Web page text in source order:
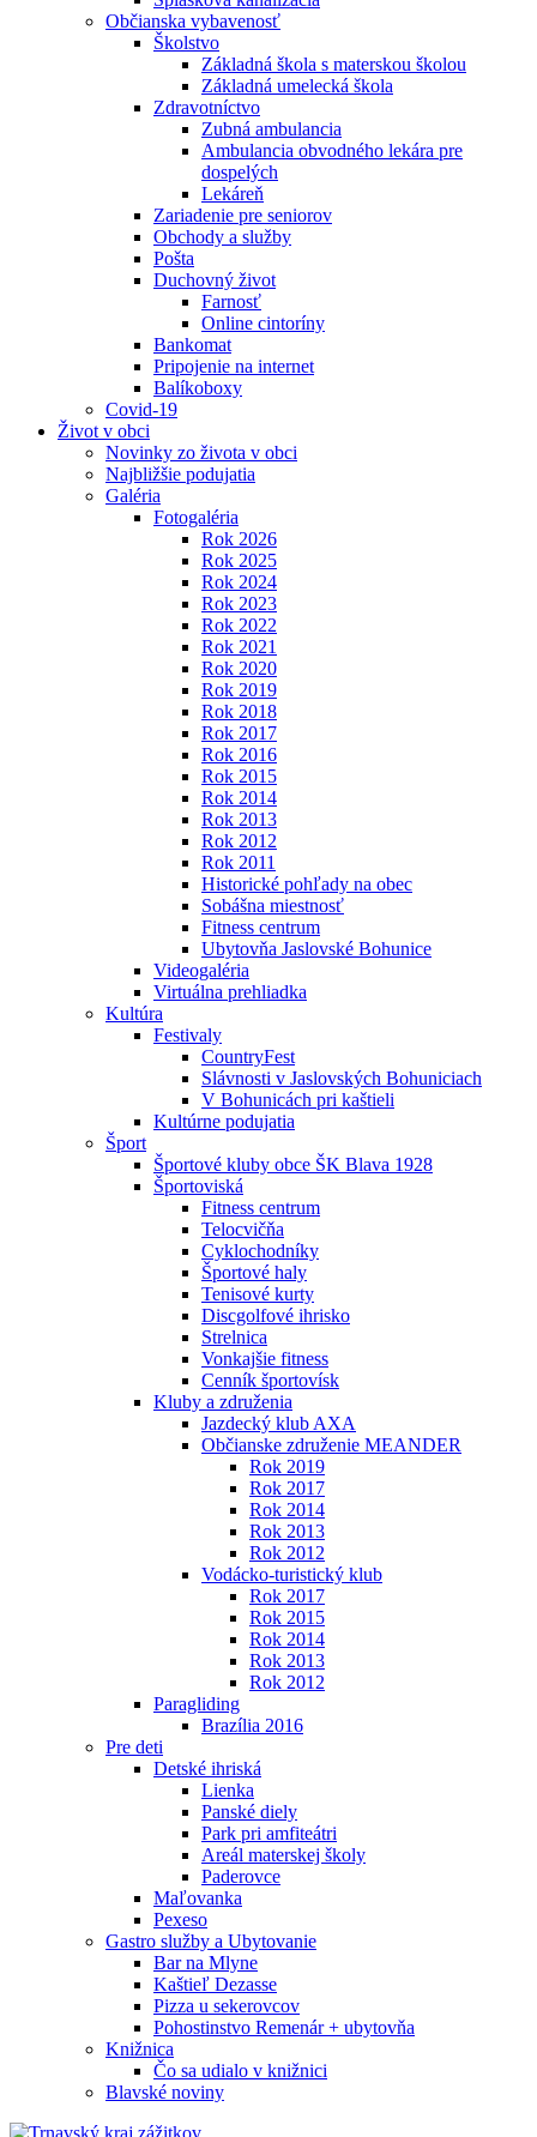
Občianska vybavenosť
Školstvo
Základná škola s materskou školou
Základná umelecká škola
Zdravotníctvo
Zubná ambulancia
Ambulancia obvodného lekára pre
dospelých
Lekáreň
Zariadenie pre seniorov
Obchody a služby
Pošta
Duchovný život
Farnosť
Online cintoríny
Bankomat
Pripojenie na internet
Balíkoboxy
Covid-19
Život v obci
Novinky zo života v obci
Najbližšie podujatia
Galéria
Fotogaléria
Rok 2026
Rok 2025
Rok 2024
Rok 2023
Rok 2022
Rok 2021
Rok 2020
Rok 2019
Rok 2018
Rok 2017
Rok 2016
Rok 2015
Rok 2014
Rok 2013
Rok 2012
Rok 2011
Historické pohľady na obec
Sobášna miestnosť
Fitness centrum
Ubytovňa Jaslovské Bohunice
Videogaléria
Virtuálna prehliadka
Kultúra
Festivaly
CountryFest
Slávnosti v Jaslovských Bohuniciach
V Bohunicách pri kaštieli
Kultúrne podujatia
Šport
Športové kluby obce ŠK Blava 1928
Športoviská
Fitness centrum
Telocvičňa
Cyklochodníky
Športové haly
Tenisové kurty
Discgolfové ihrisko
Strelnica
Vonkajšie fitness
Cenník športovísk
Kluby a združenia
Jazdecký klub AXA
Občianske združenie MEANDER
Rok 2019
Rok 2017
Rok 2014
Rok 2013
Rok 2012
Vodácko-turistický klub
Rok 2017
Rok 2015
Rok 2014
Rok 2013
Rok 2012
Paragliding
Brazília 2016
Pre deti
Detské ihriská
Lienka
Panské diely
Park pri amfiteátri
Areál materskej školy
Paderovce
Maľovanka
Pexeso
Gastro služby a Ubytovanie
Bar na Mlyne
Kaštieľ Dezasse
Pizza u sekerovcov
Pohostinstvo Remenár + ubytovňa
Knižnica
Čo sa udialo v knižnici
Blavské noviny